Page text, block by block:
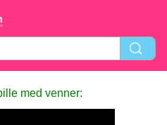
med venner: